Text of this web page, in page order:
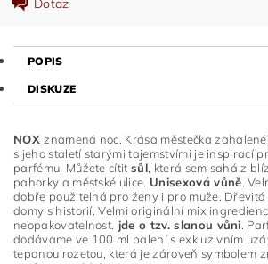
Dotaz
POPIS
DISKUZE
NOXznamená noc. Krása městečka
s jeho staletí starými tajemstvími je inspirací
parfému. Můžete cítitsůl, která sem sahá z
pahorky a městské ulice. Unisexová vůně.
dobře použitelná pro ženy i pro muže.
domy s historií. Velmi originální mix
neopakovatelnost. jde o tzv. slanou vůni.
dodáváme ve 100 ml balení s exkluzivním
tepanou rozetou, která je zároveň symbolem